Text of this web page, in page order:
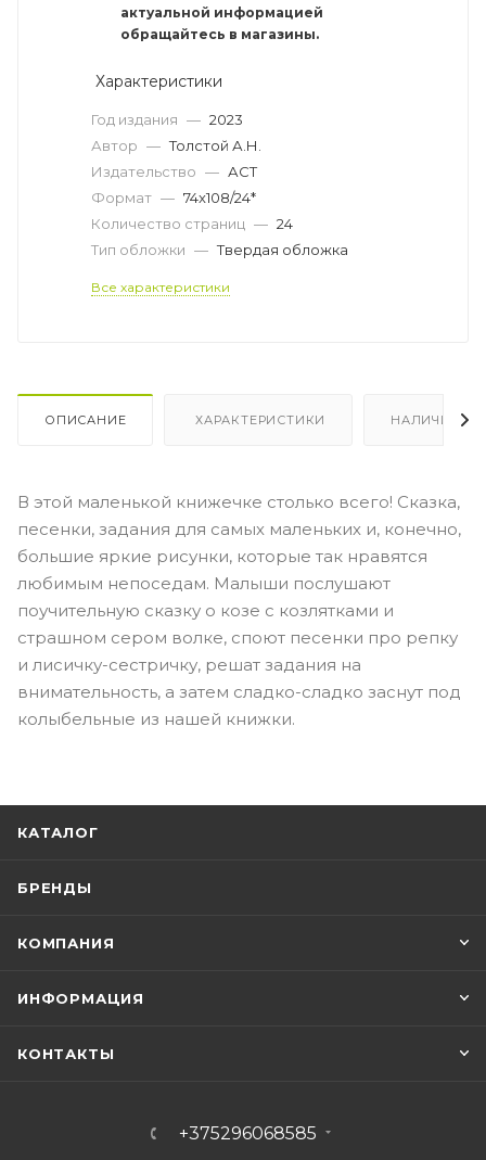
актуальной информацией
обращайтесь в магазины.
Характеристики
Год издания — 2023
Автор — Толстой А.Н.
Издательство — АСТ
Формат — 74x108/24*
Количество страниц — 24
Тип обложки — Твердая обложка
Все характеристики
ОПИСАНИЕ ХАРАКТЕРИСТИКИ НАЛИЧИЕ
В этой маленькой книжечке столько всего! Сказка,
песенки, задания для самых маленьких и, конечно,
большие яркие рисунки, которые так нравятся
любимым непоседам. Малыши послушают
поучительную сказку о козе с козлятками и
страшном сером волке, споют песенки про репку
и лисичку-сестричку, решат задания на
внимательность, а затем сладко-сладко заснут под
колыбельные из нашей книжки.
КАТАЛОГ
БРЕНДЫ
КОМПАНИЯ
ИНФОРМАЦИЯ
КОНТАКТЫ
+375296068585